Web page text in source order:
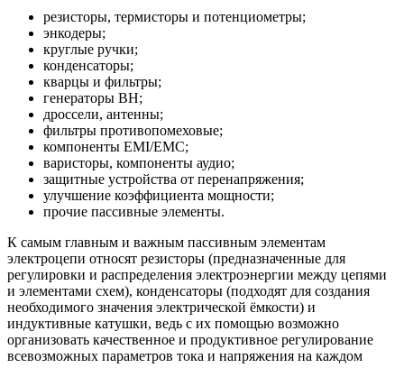
резисторы, термисторы и потенциометры;
энкодеры;
круглые ручки;
конденсаторы;
кварцы и фильтры;
генераторы ВН;
дроссели, антенны;
фильтры противопомеховые;
компоненты ЕМI/ЕМС;
варисторы, компоненты аудио;
защитные устройства от перенапряжения;
улучшение коэффициента мощности;
прочие пассивные элементы.
К самым главным и важным пассивным элементам
электроцепи относят резисторы (предназначенные для
регулировки и распределения электроэнергии между цепями
и элементами схем), конденсаторы (подходят для создания
необходимого значения электрической ёмкости) и
индуктивные катушки, ведь с их помощью возможно
организовать качественное и продуктивное регулирование
всевозможных параметров тока и напряжения на каждом